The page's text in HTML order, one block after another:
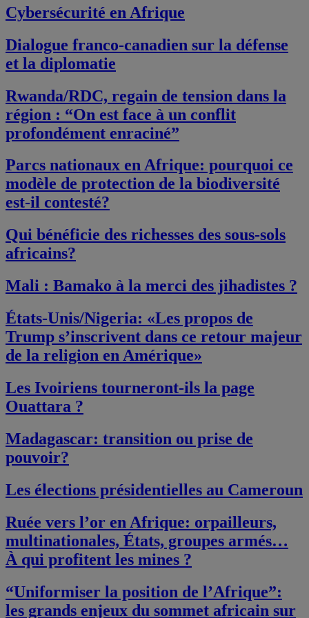
Cybersécurité en Afrique
Dialogue franco-canadien sur la défense
et la diplomatie
Rwanda/RDC, regain de tension dans la
région : “On est face à un conflit
profondément enraciné”
Parcs nationaux en Afrique: pourquoi ce
modèle de protection de la biodiversité
est-il contesté?
Qui bénéficie des richesses des sous-sols
africains?
Mali : Bamako à la merci des jihadistes ?
États-Unis/Nigeria: «Les propos de
Trump s’inscrivent dans ce retour majeur
de la religion en Amérique»
Les Ivoiriens tourneront-ils la page
Ouattara ?
Madagascar: transition ou prise de
pouvoir?
Les élections présidentielles au Cameroun
Ruée vers l’or en Afrique: orpailleurs,
multinationales, États, groupes armés…
À qui profitent les mines ?
“Uniformiser la position de l’Afrique”:
les grands enjeux du sommet africain sur